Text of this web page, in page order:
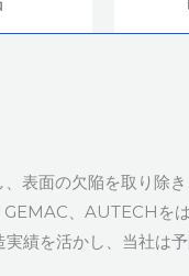
表面の欠陥を取り除
、AUTECHを
績を活かし、当社は